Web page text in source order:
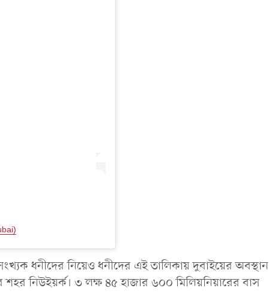
ধনীদের নিয়েও ধনীদের এই তালিকায় দুবাইয়ের অবস্থান
শহর নিউইয়র্ক। ৩ লক্ষ ৪৫ হাজার ৬০০ মিলিয়নিয়ারের বাস